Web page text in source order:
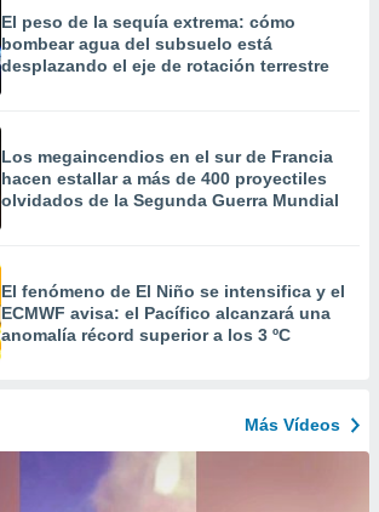
El peso de la sequía extrema: cómo
bombear agua del subsuelo está
desplazando el eje de rotación terrestre
Los megaincendios en el sur de Francia
hacen estallar a más de 400 proyectiles
olvidados de la Segunda Guerra Mundial
El fenómeno de El Niño se intensifica y el
ECMWF avisa: el Pacífico alcanzará una
anomalía récord superior a los 3 ºC
Más Vídeos